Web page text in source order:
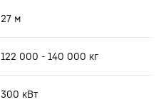
27 м
122 000 - 140 000 кг
300 кВт